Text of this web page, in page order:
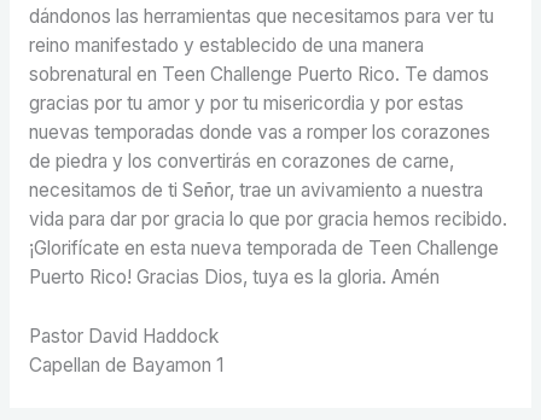
dándonos las herramientas que necesitamos para ver tu
reino manifestado y establecido de una manera
sobrenatural en Teen Challenge Puerto Rico. Te damos
gracias por tu amor y por tu misericordia y por estas
nuevas temporadas donde vas a romper los corazones
de piedra y los convertirás en corazones de carne,
necesitamos de ti Señor, trae un avivamiento a nuestra
vida para dar por gracia lo que por gracia hemos recibido.
¡Glorifícate en esta nueva temporada de Teen Challenge
Puerto Rico! Gracias Dios, tuya es la gloria. Amén
Pastor David Haddock
Capellan de Bayamon 1